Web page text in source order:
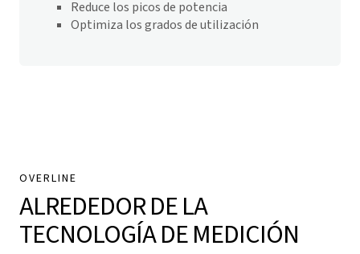
Reduce los picos de potencia
Optimiza los grados de utilización
OVERLINE
ALREDEDOR DE LA
TECNOLOGÍA DE MEDICIÓN